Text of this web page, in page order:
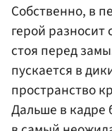
Собственно, в
герой разносит
стоя перед
пускается в
пространство
Дальше в кадре